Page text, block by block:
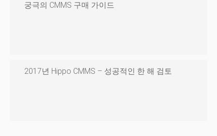
궁극의 CMMS 구매 가이드
2017년 Hippo CMMS – 성공적인 한 해 검토